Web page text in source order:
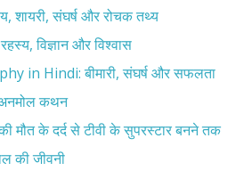
शायरी, संघर्ष और रोचक तथ्य
विज्ञान और विश्वास
in Hindi: बीमारी, संघर्ष और सफलता
कथन
मौत के दर्द से टीवी के सुपरस्टार बनने तक
की जीवनी